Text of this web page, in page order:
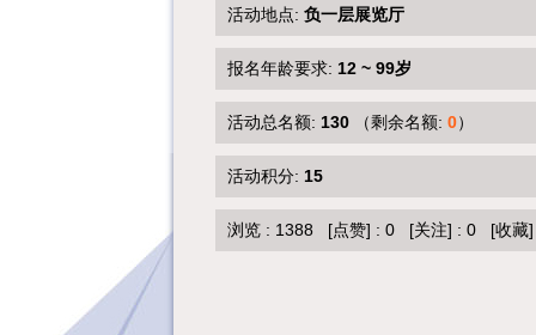
活动地点: 负一层展览厅
报名年龄要求: 12 ~ 99岁
活动总名额: 130 （剩余名额: 0）
活动积分: 15
浏览 : 1388 [点赞] : 0 [关注] : 0 [收藏]